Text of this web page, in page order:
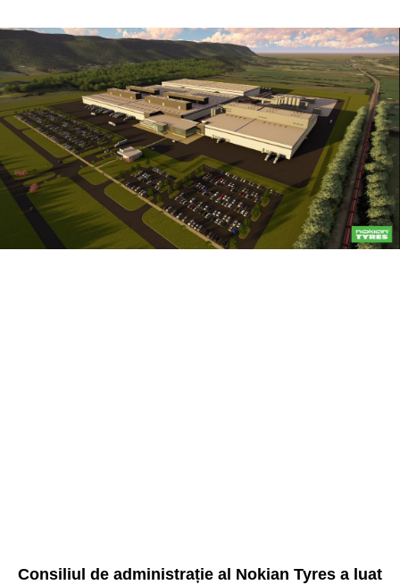
Consiliul de administrație al Nokian Tyres a luat